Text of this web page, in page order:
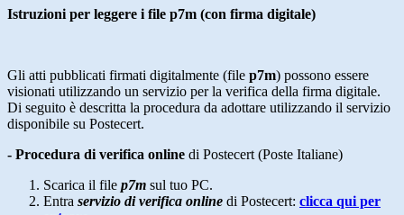
Istruzioni per leggere i file p7m (con firma digitale)
Gli atti pubblicati firmati digitalmente (file p7m) possono essere
visionati utilizzando un servizio per la verifica della firma digitale.
Di seguito è descritta la procedura da adottare utilizzando il servizio
disponibile su Postecert.
- Procedura di verifica online di Postecert (Poste Italiane)
Scarica il file p7m sul tuo PC.
Entra servizio di verifica online di Postecert: clicca qui per